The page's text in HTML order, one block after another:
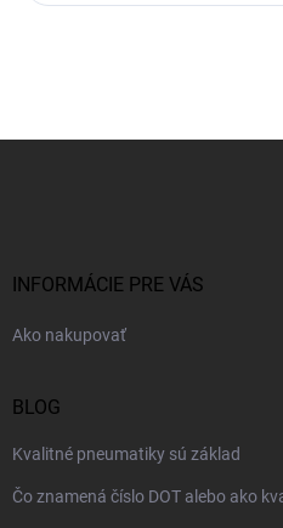
INFORMÁCIE PRE VÁS
Ako nakupovať
BLOG
Kvalitné pneumatiky sú základ
Čo znamená číslo DOT alebo ako